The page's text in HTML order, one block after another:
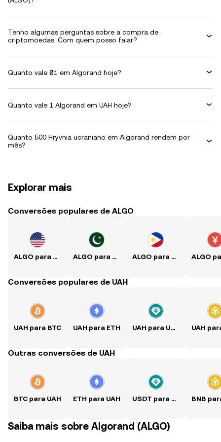
Tenho algumas perguntas sobre a compra de
criptomoedas. Com quem posso falar?
Quanto vale ₴1 em Algorand hoje?
Quanto vale 1 Algorand em UAH hoje?
Quanto 500 Hryvnia ucraniano em Algorand rendem por
mês?
Explorar mais
Conversões populares de ALGO
ALGO para USD ALGO para PKR ALGO para PHP
Conversões populares de UAH
UAH para BTC UAH para ETH UAH para USDT
Outras conversões de UAH
BTC para UAH ETH para UAH USDT para UAH
Saiba mais sobre Algorand (ALGO)